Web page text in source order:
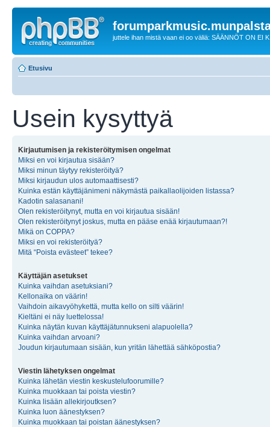
juttele ihan mistä vaan ei oo väliä: SÄÄNNÖT ON EI
Etusivu
Usein kysyttyä
Kirjautumisen ja rekisteröitymisen ongelmat
Miksi en voi kirjautua sisään?
Miksi minun täytyy rekisteröityä?
Miksi kirjaudun ulos automaattisesti?
Kuinka estän käyttäjänimeni näkymästä paikallaolijoiden listassa?
Kadotin salasanani!
Olen rekisteröitynyt, mutta en voi kirjautua sisään!
Olen rekisteröitynyt joskus, mutta en pääse enää kirjautumaan?!
Mikä on COPPA?
Miksi en voi rekisteröityä?
Mitä “Poista evästeet” tekee?
Käyttäjän asetukset
Kuinka vaihdan asetuksiani?
Kellonaika on väärin!
Vaihdoin aikavyöhykettä, mutta kello on silti väärin!
Kieltäni ei näy luettelossa!
Kuinka näytän kuvan käyttäjätunnukseni alapuolella?
Kuinka vaihdan arvoani?
Joudun kirjautumaan sisään, kun yritän lähettää sähköpostia?
Viestin lähetyksen ongelmat
Kuinka lähetän viestin keskustelufoorumille?
Kuinka muokkaan tai poista viestin?
Kuinka lisään allekirjoutksen?
Kuinka luon äänestyksen?
Kuinka muokkaan tai poistan äänestyksen?